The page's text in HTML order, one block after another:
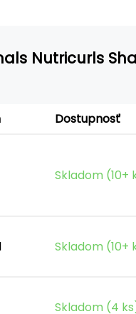
Nutricurls
Dostupnosť
Skladom (10+
Skladom (10+
Skladom (4